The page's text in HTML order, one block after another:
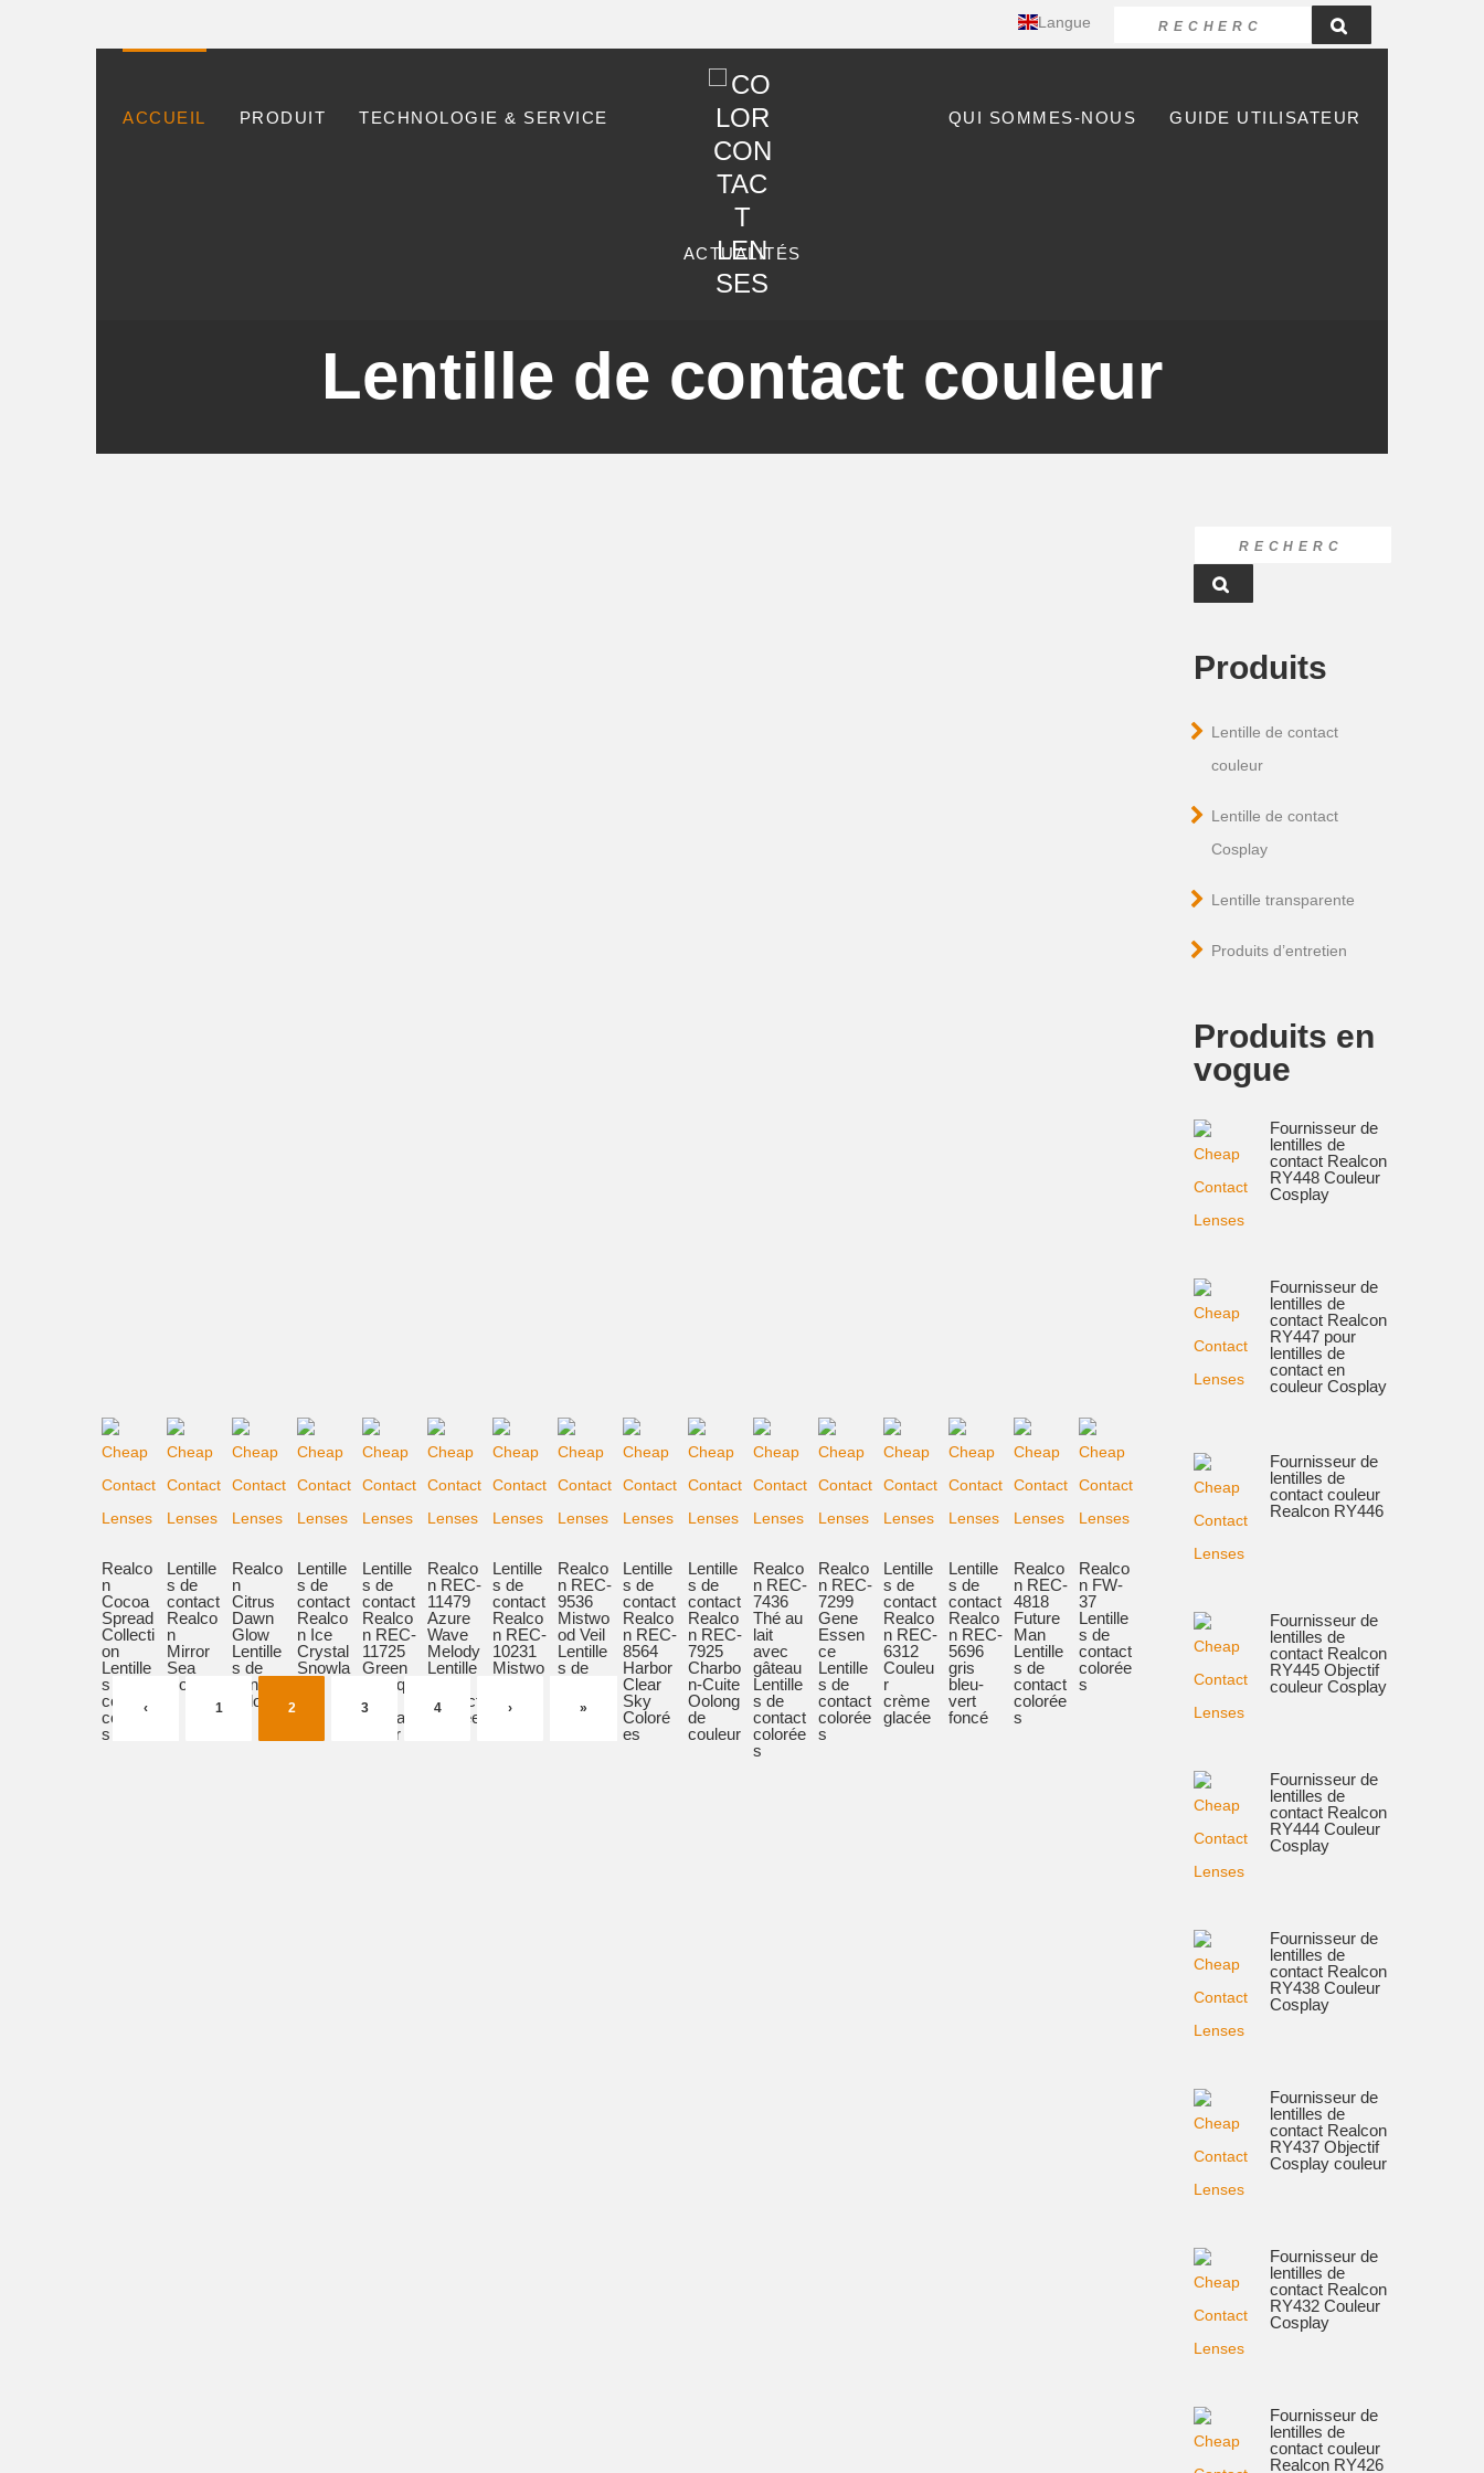
Langue
ACCUEIL PRODUIT TECHNOLOGIE & SERVICE QUI SOMMES-NOUS GUIDE UTILISATEUR
ACTUALITÉS
Lentille de contact couleur
Realco
n
Cocoa
Spread
Collecti
on
Lentille
s de
contact
colorée
s
Lentille
s de
contact
Realco
n
Mirror
Sea
Colour
Realco
n
Citrus
Dawn
Glow
Lentille
s de
contact
colorée
Lentille
s de
contact
Realco
n Ice
Crystal
Snowla
Lentille
s de
contact
Realco
n REC-
11725
Green
Kumqu
at
Spread
Color
Realco
n REC-
11479
Azure
Wave
Melody
Lentille
contact
colorée
Lentille
s de
contact
Realco
n REC-
10231
Mistwo
Realco
n REC-
9536
Mistwo
od Veil
Lentille
s de
Lentille
s de
contact
Realco
n REC-
8564
Harbor
Clear
Sky
Coloré
es
Lentille
s de
contact
Realco
n REC-
7925
Charbo
n-Cuite
Oolong
de
couleur
Realco
n REC-
7436
Thé au
lait
avec
gâteau
Lentille
s de
contact
colorée
s
Realco
n REC-
7299
Gene
Essen
ce
Lentille
s de
contact
colorée
s
Lentille
s de
contact
Realco
n REC-
6312
Couleu
r
crème
glacée
Lentille
s de
contact
Realco
n REC-
5696
gris
bleu-
vert
foncé
Realco
n REC-
4818
Future
Man
Lentille
s de
contact
colorée
s
Realco
n FW-
37
Lentille
s de
contact
colorée
s
‹ 1 2 3 4 › »
Produits
Lentille de contact
couleur
Lentille de contact
Cosplay
Lentille transparente
Produits d’entretien
Produits en
vogue
Fournisseur de
lentilles de
contact Realcon
RY448 Couleur
Cosplay
Fournisseur de
lentilles de
contact Realcon
RY447 pour
lentilles de
contact en
couleur Cosplay
Fournisseur de
lentilles de
contact couleur
Realcon RY446
Fournisseur de
lentilles de
contact Realcon
RY445 Objectif
couleur Cosplay
Fournisseur de
lentilles de
contact Realcon
RY444 Couleur
Cosplay
Fournisseur de
lentilles de
contact Realcon
RY438 Couleur
Cosplay
Fournisseur de
lentilles de
contact Realcon
RY437 Objectif
Cosplay couleur
Fournisseur de
lentilles de
contact Realcon
RY432 Couleur
Cosplay
Fournisseur de
lentilles de
contact couleur
Realcon RY426